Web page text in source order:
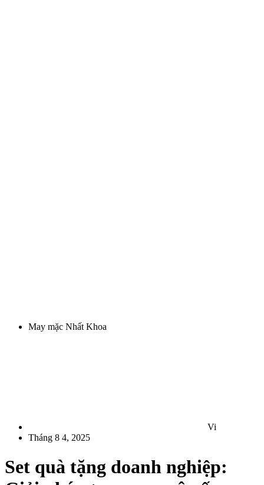
May mặc Nhất Khoa
Vi
Tháng 8 4, 2025
Set quà tặng doanh nghiệp: